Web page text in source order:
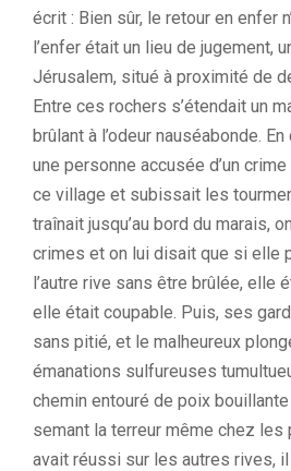
écrit : Bien sûr, le retour en enfer
l’enfer était un lieu de jugement,
Jérusalem, situé à proximité de
Entre ces rochers s’étendait un
brûlant à l’odeur nauséabonde.
une personne accusée d’un
ce village et subissait les
traînait jusqu’au bord du marais,
crimes et on lui disait que si elle
l’autre rive sans être brûlée, elle
elle était coupable. Puis, ses
sans pitié, et le malheureux
émanations sulfureuses
chemin entouré de poix
semant la terreur même chez les
avait réussi sur les autres rives,